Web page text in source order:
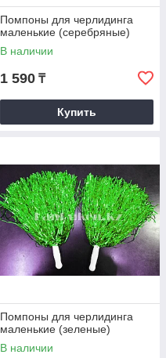
Помпоны для черлидинга
маленькие (серебряные)
В наличии
1 590 ₸
Купить
Помпоны для черлидинга
маленькие (зеленые)
В наличии